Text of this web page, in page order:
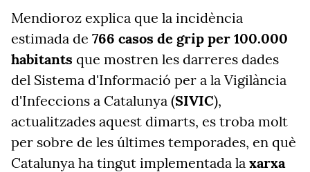
Mendioroz explica que la incidència
estimada de 766 casos de grip per 100.000
habitants que mostren les darreres dades
del Sistema d'Informació per a la Vigilància
d'Infeccions a Catalunya (SIVIC),
actualitzades aquest dimarts, es troba molt
per sobre de les últimes temporades, en què
Catalunya ha tingut implementada la xarxa